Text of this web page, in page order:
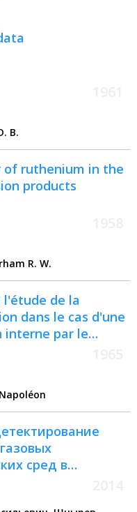
D. B.
of ruthenium in the
products
W. E., Durham R. W.
de la
dans le cas d'une
interne par le
chez le rat :
сред в
времени :